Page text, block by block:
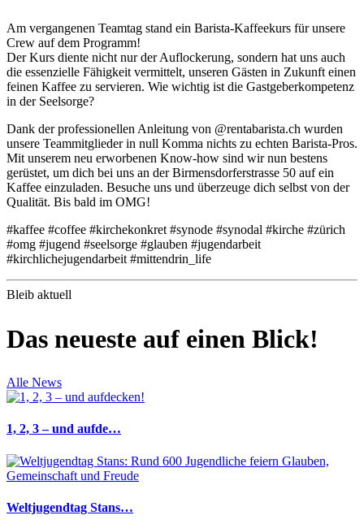
Am vergangenen Teamtag stand ein Barista-Kaffeekurs für unsere
Crew auf dem Programm!
Der Kurs diente nicht nur der Auflockerung, sondern hat uns auch
die essenzielle Fähigkeit vermittelt, unseren Gästen in Zukunft einen
feinen Kaffee zu servieren. Wie wichtig ist die Gastgeberkompetenz
in der Seelsorge?
Dank der professionellen Anleitung von @rentabarista.ch wurden
unsere Teammitglieder in null Komma nichts zu echten Barista-Pros.
Mit unserem neu erworbenen Know-how sind wir nun bestens
gerüstet, um dich bei uns an der Birmensdorferstrasse 50 auf ein
Kaffee einzuladen. Besuche uns und überzeuge dich selbst von der
Qualität. Bis bald im OMG!
#kaffee #coffee #kirchekonkret #synode #synodal #kirche #zürich
#omg #jugend #seelsorge #glauben #jugendarbeit
#kirchlichejugendarbeit #mittendrin_life
Bleib aktuell
Das neueste auf einen Blick!
Alle News
1, 2, 3 – und aufde…
Weltjugendtag Stans…